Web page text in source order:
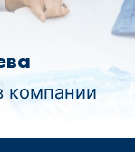
компании